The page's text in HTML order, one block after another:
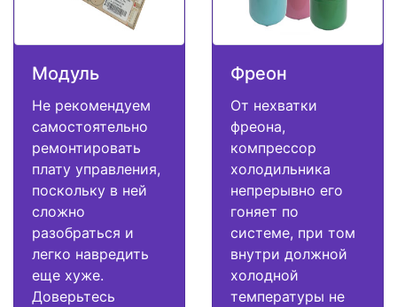
Модуль
Не рекомендуем
самостоятельно
ремонтировать
плату управления,
поскольку в ней
сложно
разобраться и
легко навредить
еще хуже.
Доверьтесь
Фреон
От нехватки
фреона,
компрессор
холодильника
непрерывно его
гоняет по
системе, при том
внутри должной
холодной
температуры не